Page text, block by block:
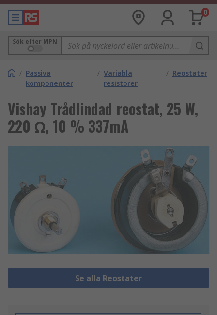
0
Sök efter MPN
/ Passiva
komponenter
/ Variabla
resistorer
/ Reostater
Vishay Trådlindad reostat, 25 W,
220 Ω, 10 % 337mA
Se alla Reostater